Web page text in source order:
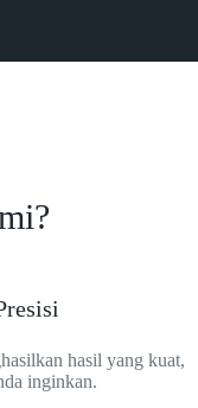
hasil yang kuat,
inginkan.